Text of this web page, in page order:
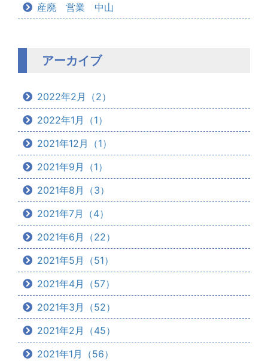
産廃 営業 中山
アーカイブ
2022年2月（2）
2022年1月（1）
2021年12月（1）
2021年9月（1）
2021年8月（3）
2021年7月（4）
2021年6月（22）
2021年5月（51）
2021年4月（57）
2021年3月（52）
2021年2月（45）
2021年1月（56）